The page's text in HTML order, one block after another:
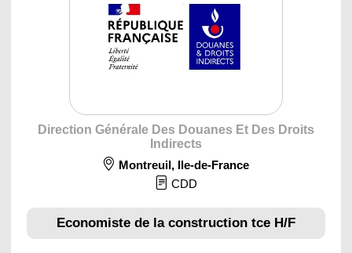
Direction Générale Des Douanes Et Des Droits
Indirects
Montreuil, Ile-de-France
CDD
Economiste de la construction tce H/F